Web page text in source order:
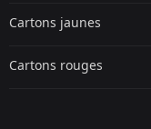
Cartons jaunes
Cartons rouges